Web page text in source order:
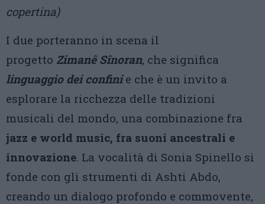
copertina)
I due porteranno in scena il
progetto Zimanê Sînoran, che significa
linguaggio dei confinie che è un invito a
esplorare la ricchezza delle tradizioni
musicali del mondo, una combinazione fra
jazz e world music, fra suoni ancestrali e
innovazione. La vocalità di Sonia Spinello si
fonde con gli strumenti di Ashti Abdo,
creando un dialogo profondo e commovente,